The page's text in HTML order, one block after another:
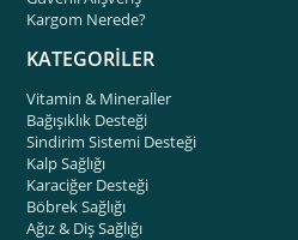
Kargom Nerede?
KATEGORİLER
Vitamin & Mineraller
Bağışıklık Desteği
Sindirim Sistemi Desteği
Kalp Sağlığı
Karaciğer Desteği
Böbrek Sağlığı
Ağız & Diş Sağlığı